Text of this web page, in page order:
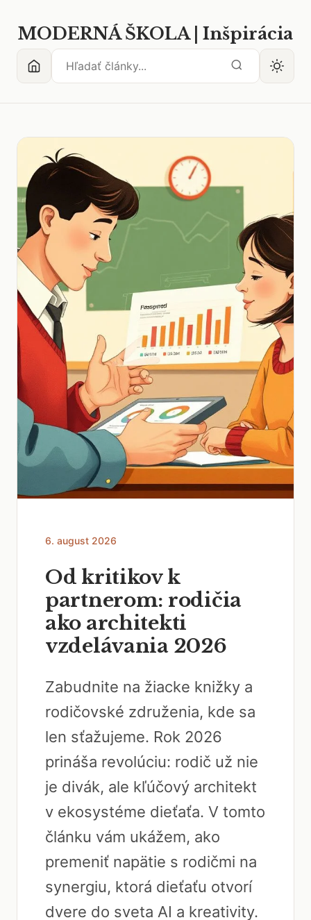
MODERNÁ ŠKOLA | Inšpirácia
6. august 2026
Od kritikov k
partnerom: rodičia
ako architekti
vzdelávania 2026
Zabudnite na žiacke knižky a
rodičovské združenia, kde sa
len sťažujeme. Rok 2026
prináša revolúciu: rodič už nie
je divák, ale kľúčový architekt
v ekosystéme dieťaťa. V tomto
článku vám ukážem, ako
premeniť napätie s rodičmi na
synergiu, ktorá dieťaťu otvorí
dvere do sveta AI a kreativity.